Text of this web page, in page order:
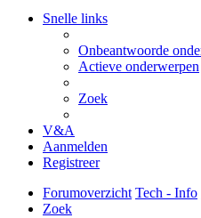
Snelle links
Onbeantwoorde
Actieve onderwerpen
Zoek
V&A
Aanmelden
Registreer
Forumoverzicht Tech - Info
Zoek